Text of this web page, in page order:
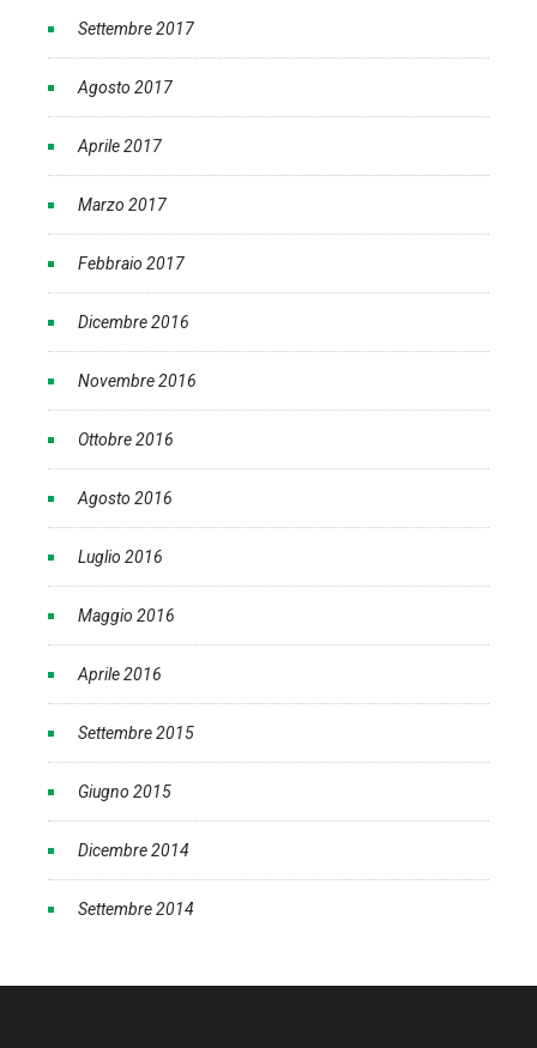
Settembre 2017
Agosto 2017
Aprile 2017
Marzo 2017
Febbraio 2017
Dicembre 2016
Novembre 2016
Ottobre 2016
Agosto 2016
Luglio 2016
Maggio 2016
Aprile 2016
Settembre 2015
Giugno 2015
Dicembre 2014
Settembre 2014